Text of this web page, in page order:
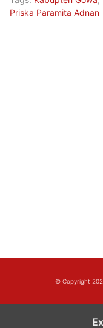
Priska Paramita Adnan
© Copyright